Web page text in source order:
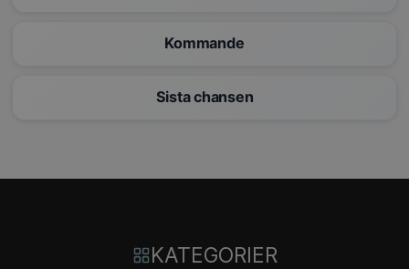
Kommande
Sista chansen
KATEGORIER